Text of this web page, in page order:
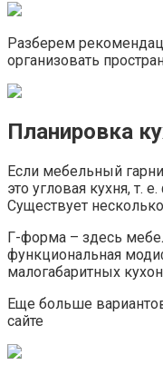
Разберем
организовать
Планировка
Если мебельный
это угловая кухня, т.
Существует
Г-форма – здесь
функциональная
малогабаритных
Еще больше
сайте